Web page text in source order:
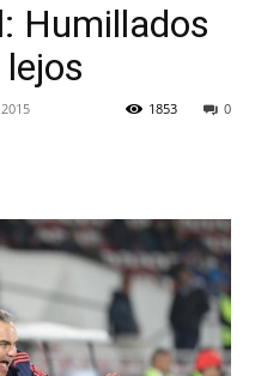
Humillados
0
1853